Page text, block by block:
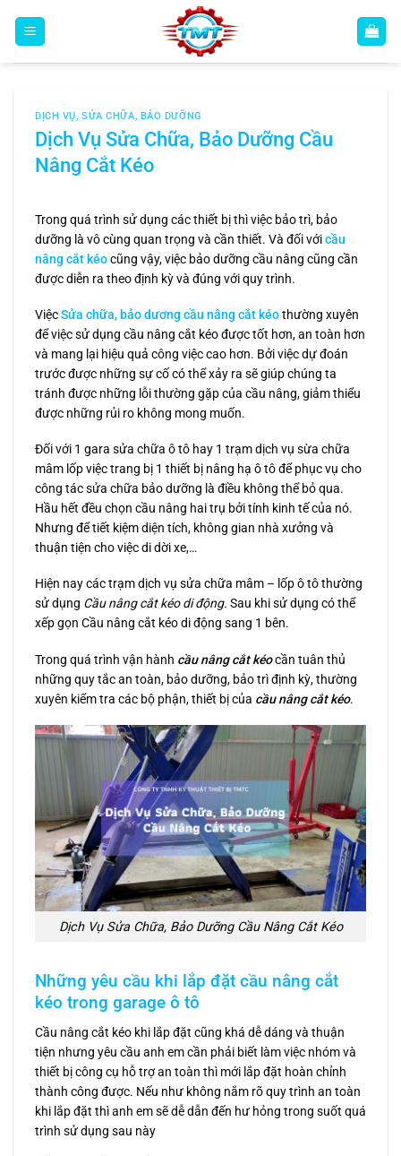
DỊCH VỤ,SỬA CHỮA, BẢO DƯỠNG
Dịch Vụ Sửa Chữa, Bảo Dưỡng Cầu
Nâng Cắt Kéo
Trong quá trình sử dụng các thiết bị thì việc bảo trì, bảo
dưỡng là vô cùng quan trọng và cần thiết. Và đối vớicầu
nâng cắt kéocũng vậy, việc bảo dưỡng cầu nâng cũng cần
được diễn ra theo định kỳ và đúng với quy trình.
ViệcSửa chữa, bảo dương cầu nâng cắt kéothường xuyên
để việc sử dụng cầu nâng cắt kéo được tốt hơn, an toàn hơn
và mang lại hiệu quả công việc cao hơn. Bởi việc dự đoán
trước được những sự cố có thể xảy ra sẽ giúp chúng ta
tránh được những lỗi thường gặp của cầu nâng, giảm thiểu
được những rủi ro không mong muốn.
Đối với 1 gara sửa chữa ô tô hay 1 trạm dịch vụ sừa chữa
mâm lốp việc trang bị 1 thiết bị nâng hạ ô tô để phục vụ cho
công tác sửa chữa bảo dưỡng là điều không thể bỏ qua.
Hầu hết đều chọn cầu nâng hai trụ bởi tính kinh tế của nó.
Nhưng để tiết kiệm diện tích, không gian nhà xưởng và
thuận tiện cho việc di dời xe,…
Hiện nay các trạm dịch vụ sửa chữa mâm – lốp ô tô thường
sử dụng Cầu nâng cắt kéo di động. Sau khi sử dụng có thể
xếp gọn Cầu nâng cắt kéo di động sang 1 bên.
Trong quá trình vận hành cầu nâng cắt kéocần tuân thủ
những quy tắc an toàn, bảo dưỡng, bảo trì định kỳ, thường
xuyên kiểm tra các bộ phận, thiết bị của cầu nâng cắt kéo.
Dịch Vụ Sửa Chữa, Bảo Dưỡng Cầu Nâng Cắt Kéo
Những yêu cầu khi lắp đặt cầu nâng cắt
kéo trong garage ô tô
Cầu nâng cắt kéo khi lắp đặt cũng khá dễ dáng và thuận
tiện nhưng yêu cầu anh em cần phải biết làm việc nhóm và
thiết bị công cụ hỗ trợ an toàn thì mới lắp đặt hoàn chỉnh
thành công được. Nếu như không nắm rõ quy trình an toàn
khi lắp đặt thì anh em sẽ dễ dẫn đến hư hỏng trong suốt quá
trình sử dụng sau này